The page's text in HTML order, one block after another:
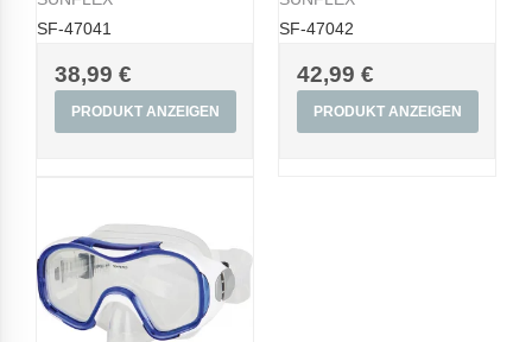
SF-47041
38,99 €
PRODUKT ANZEIGEN
SF-47042
42,99 €
PRODUKT ANZEIGEN